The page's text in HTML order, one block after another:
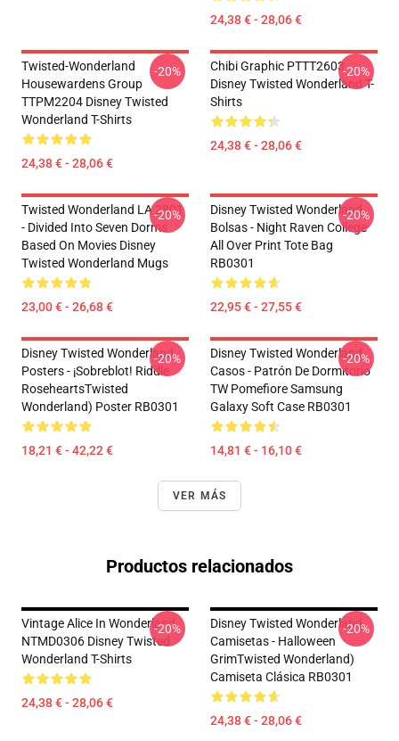
24,38 € - 28,06 €
Twisted-Wonderland
Housewardens Group
TTPM2204 Disney Twisted
Wonderland T-Shirts
24,38 € - 28,06 €
-20%
Chibi Graphic PTTT2603
Disney Twisted Wonderland T-
Shirts
24,38 € - 28,06 €
-20%
Twisted Wonderland LA 2801
- Divided Into Seven Dorms
Based On Movies Disney
Twisted Wonderland Mugs
23,00 € - 26,68 €
-20%
Disney Twisted Wonderland
Bolsas - Night Raven College
All Over Print Tote Bag
RB0301
22,95 € - 27,55 €
-20%
Disney Twisted Wonderland
Posters - ¡Sobreblot! Riddle
RoseheartsTwisted
Wonderland) Poster RB0301
18,21 € - 42,22 €
-20%
Disney Twisted Wonderland
Casos - Patrón De Dormitorio
TW Pomefiore Samsung
Galaxy Soft Case RB0301
14,81 € - 16,10 €
-20%
VER MÁS
Productos relacionados
Vintage Alice In Wonderland
NTMD0306 Disney Twisted
Wonderland T-Shirts
24,38 € - 28,06 €
-20%
Disney Twisted Wonderland
Camisetas - Halloween
GrimTwisted Wonderland)
Camiseta Clásica RB0301
24,38 € - 28,06 €
-20%